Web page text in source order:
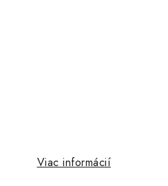
Viac informácií